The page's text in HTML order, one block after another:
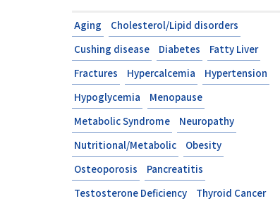
Aging
Cholesterol/Lipid disorders
Cushing disease
Diabetes
Fatty Liver
Fractures
Hypercalcemia
Hypertension
Hypoglycemia
Menopause
Metabolic Syndrome
Neuropathy
Nutritional/Metabolic
Obesity
Osteoporosis
Pancreatitis
Testosterone Deficiency
Thyroid Cancer